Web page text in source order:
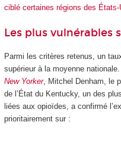
ciblé certaines régions des États-
Les plus vulnérables
Parmi les critères retenus, un
supérieur à la moyenne
New Yorker, Mitchel Denham, le
de l’État du Kentucky, un des
liées aux opioïdes, a confirmé
prioritairement sur :